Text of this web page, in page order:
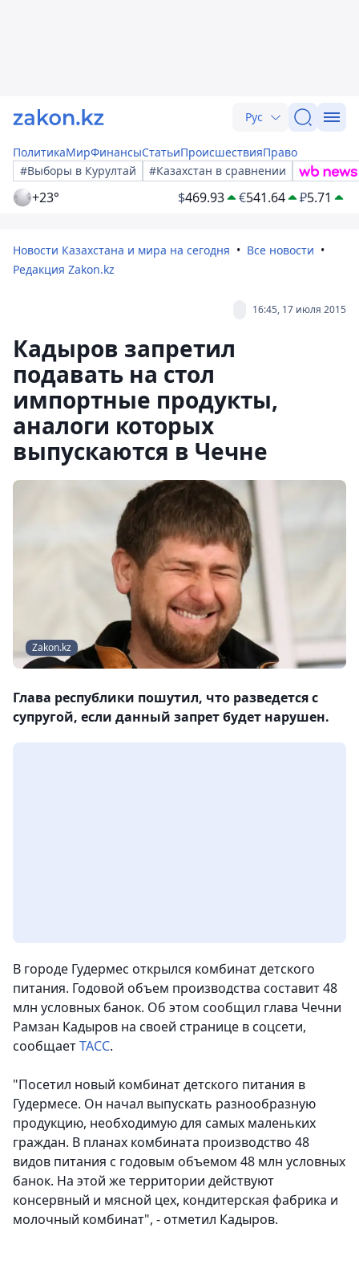
Рус
ПолитикаМирФинансыСтатьиПроисшествияПраво
#Выборы в Курултай
#Казахстан в сравнении
+23° $469.93 €541.64 ₽5.71
Новости Казахстана и мира на сегодня
Все новости
Редакция Zakon.kz
16:45, 17 июля 2015
Кадыров запретил
подавать на стол
импортные продукты,
аналоги которых
выпускаются в Чечне
Zakon.kz
Глава республики пошутил, что разведется с
супругой, если данный запрет будет нарушен.
В городе Гудермес открылся комбинат детского
питания. Годовой объем производства составит 48
млн условных банок. Об этом сообщил глава Чечни
Рамзан Кадыров на своей странице в соцсети,
сообщаетТАСС.
"Посетил новый комбинат детского питания в
Гудермесе. Он начал выпускать разнообразную
продукцию, необходимую для самых маленьких
граждан. В планах комбината производство 48
видов питания с годовым объемом 48 млн условных
банок. На этой же территории действуют
консервный и мясной цех, кондитерская фабрика и
молочный комбинат", - отметил Кадыров.